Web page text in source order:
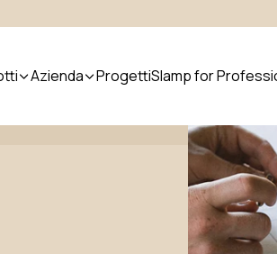
Novità
Azienda ProgettiSlamp for
Cerca prodotto